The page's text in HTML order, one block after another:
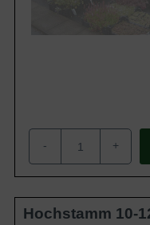
- +
Hochstamm 10-